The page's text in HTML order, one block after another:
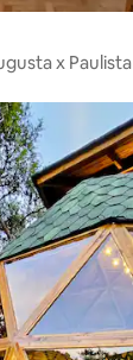
x Paulista